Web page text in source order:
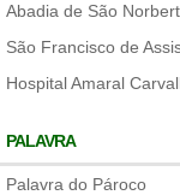
Abadia de São
São Francisco de
Hospital Amaral
PALAVRA
Palavra do Pároco